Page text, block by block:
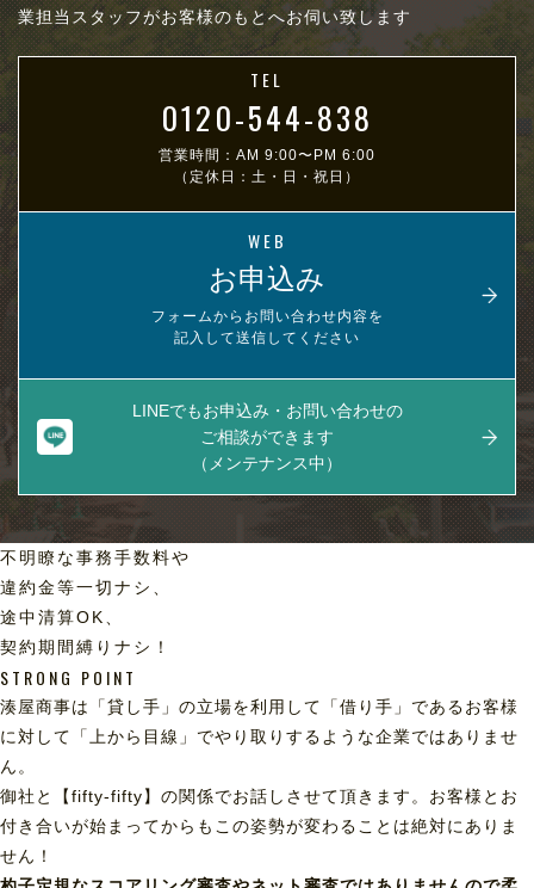
業担当スタッフがお客様のもとへお伺い致します
TEL
0120-544-838
営業時間：AM 9:00〜PM 6:00
（定休日：土・日・祝日）
WEB
お申込み
フォームからお問い合わせ内容を
記入して送信してください
LINEでもお申込み・お問い合わせの
ご相談ができます
（メンテナンス中）
不明瞭な事務手数料や
違約金等一切ナシ、
途中清算OK、
契約期間縛りナシ！
STRONG POINT
湊屋商事は「貸し手」の立場を利用して「借り手」であるお客様
に対して「上から目線」でやり取りするような企業ではありませ
ん。
御社と【fifty-fifty】の関係でお話しさせて頂きます。お客様とお
付き合いが始まってからもこの姿勢が変わることは絶対にありま
せん！